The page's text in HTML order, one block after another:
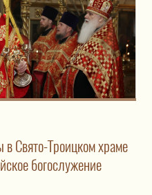
Свято-Троицком храме
богослужение